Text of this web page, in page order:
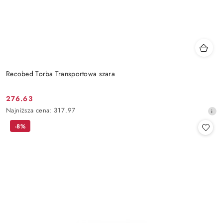
Recobed Torba Transportowa szara
Cena
promocyjna:
276.63
Najniższa
cena
Najniższa cena: 317.97
-8%